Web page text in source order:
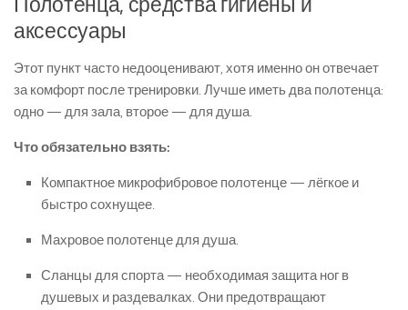
Полотенца, средства гигиены и
аксессуары
Этот пункт часто недооценивают, хотя именно он отвечает
за комфорт после тренировки. Лучше иметь два полотенца:
одно — для зала, второе — для душа.
Что обязательно взять:
Компактное микрофибровое полотенце — лёгкое и
быстро сохнущее.
Махровое полотенце для душа.
Сланцы для спорта — необходимая защита ног в
душевых и раздевалках. Они предотвращают